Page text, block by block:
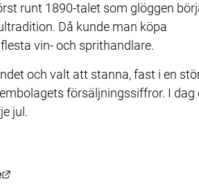
runt 1890-talet som glöggen
Då kunde man köpa
vin- och sprithandlare.
och valt att stanna, fast i en
försäljningssiffror. I dag
jul.